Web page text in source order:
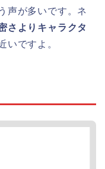
声が多いです。ネ
さよりキャラクタ
いですよ。